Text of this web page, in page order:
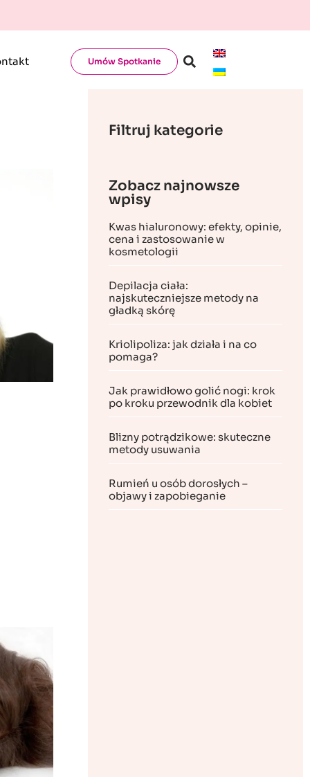
Umów Spotkanie
Filtruj kategorie
Zobacz najnowsze
wpisy
Kwas hialuronowy: efekty, opinie,
cena i zastosowanie w
kosmetologii
Depilacja ciała:
najskuteczniejsze metody na
gładką skórę
Kriolipoliza: jak działa i na co
pomaga?
Jak prawidłowo golić nogi: krok
po kroku przewodnik dla kobiet
Blizny potrądzikowe: skuteczne
metody usuwania
Rumień u osób dorosłych –
objawy i zapobieganie